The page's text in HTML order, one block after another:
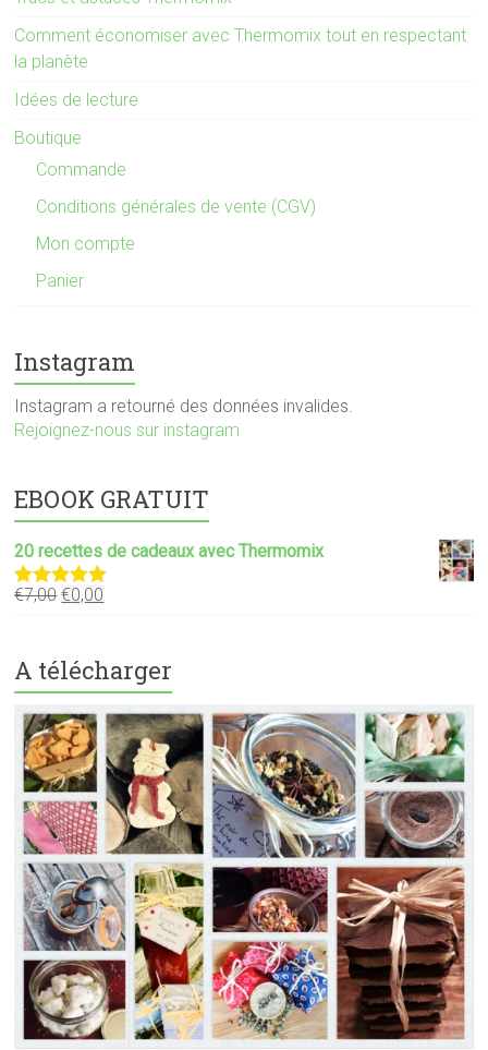
Comment économiser avec Thermomix tout en respectant
la planète
Idées de lecture
Boutique
Commande
Conditions générales de vente (CGV)
Mon compte
Panier
Instagram
Instagram a retourné des données invalides.
Rejoignez-nous sur instagram
EBOOK GRATUIT
20 recettes de cadeaux avec Thermomix
Note5.00
€7,00 €0,00
A télécharger